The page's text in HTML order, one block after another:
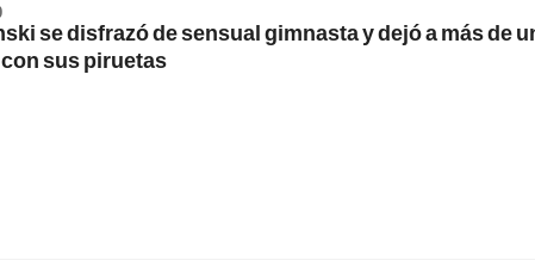
se disfrazó de sensual gimnasta y dejó a más de
sus piruetas